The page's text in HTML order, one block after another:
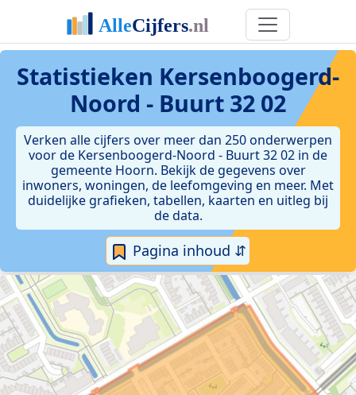
Statistieken Kersenboogerd-
Noord - Buurt 32 02
Verken alle cijfers over meer dan 250 onderwerpen
voor de Kersenboogerd-Noord - Buurt 32 02 in de
gemeente Hoorn. Bekijk de gegevens over
inwoners, woningen, de leefomgeving en meer. Met
duidelijke grafieken, tabellen, kaarten en uitleg bij
de data.
Pagina inhoud ⇵